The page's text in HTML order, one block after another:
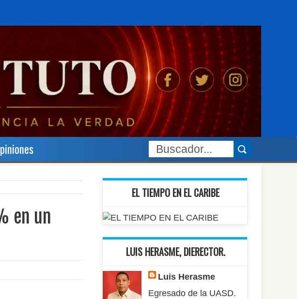
en un
EL TIEMPO EN EL CARIBE
LUIS HERASME, DIERECTOR.
Luis Herasme
Egresado de la UASD.